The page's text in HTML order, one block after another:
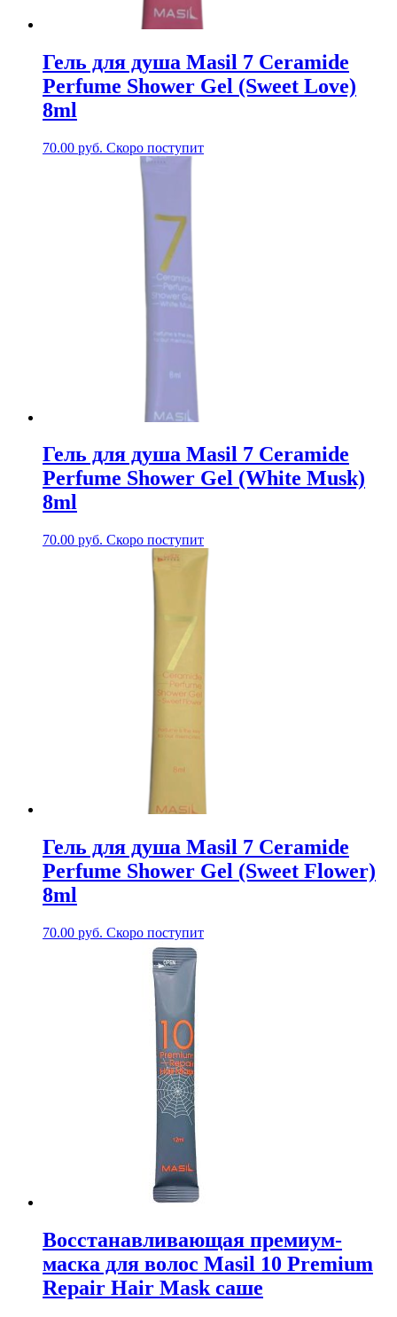
Гель для душа Masil 7 Ceramide
Perfume Shower Gel (Sweet Love)
8ml
70.00 руб. Скоро поступит
Гель для душа Masil 7 Ceramide
Perfume Shower Gel (White Musk)
8ml
70.00 руб. Скоро поступит
Гель для душа Masil 7 Ceramide
Perfume Shower Gel (Sweet Flower)
8ml
70.00 руб. Скоро поступит
Восстанавливающая премиум-
маска для волос Masil 10 Premium
Repair Hair Mask саше